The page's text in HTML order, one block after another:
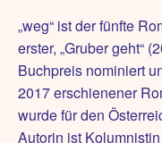
„weg“ ist der fünfte
erster, „Gruber geht“
Buchpreis nominiert
2017 erschienener
wurde für den
Autorin ist Kolumnistin